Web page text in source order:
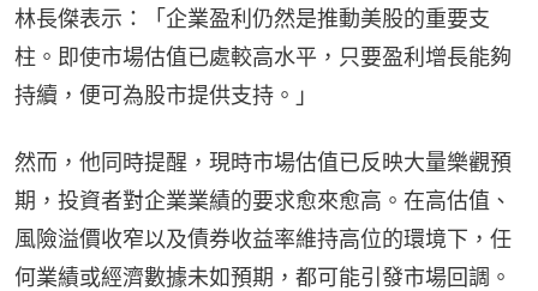
林長傑表示：「企業盈利仍然是推動美股的重要支
柱。即使市場估值已處較高水平，只要盈利增長能夠
持續，便可為股市提供支持。」
然而，他同時提醒，現時市場估值已反映大量樂觀預
期，投資者對企業業績的要求愈來愈高。在高估值、
風險溢價收窄以及債券收益率維持高位的環境下，任
何業績或經濟數據未如預期，都可能引發市場回調。